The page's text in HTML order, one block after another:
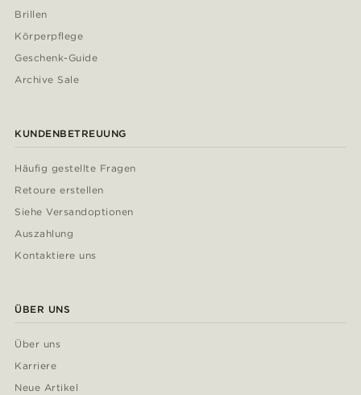
Brillen
Körperpflege
Geschenk-Guide
Archive Sale
KUNDENBETREUUNG
Häufig gestellte Fragen
Retoure erstellen
Siehe Versandoptionen
Auszahlung
Kontaktiere uns
ÜBER UNS
Über uns
Karriere
Neue Artikel